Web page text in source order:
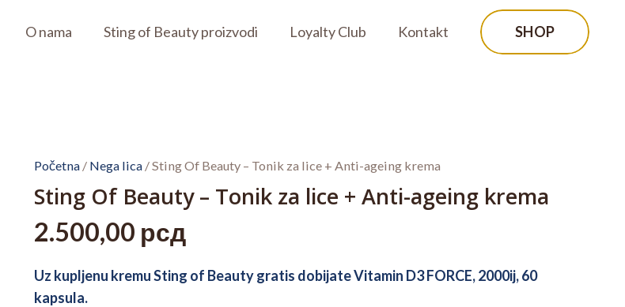
O nama Sting of Beauty proizvodi Loyalty Club Kontakt SHOP
Početna/ Nega lica/ Sting Of Beauty – Tonik za lice + Anti-ageing krema
Sting Of Beauty – Tonik za lice + Anti-ageing krema
2.500,00 рсд
Uz kupljenu kremu Sting of Beauty gratis dobijate Vitamin D3 FORCE, 2000ij, 60
kapsula.